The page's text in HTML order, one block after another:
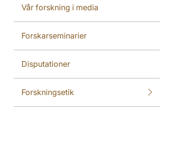
Vår forskning i media
Forskarseminarier
Disputationer
Forskningsetik